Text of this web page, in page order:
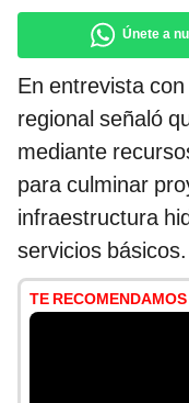
Únete a
En entrevista
regional señaló
mediante
para culminar
infraestructura
servicios básicos.
TE RECOMENDAMOS